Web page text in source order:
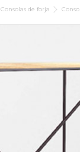
Consolas de forja